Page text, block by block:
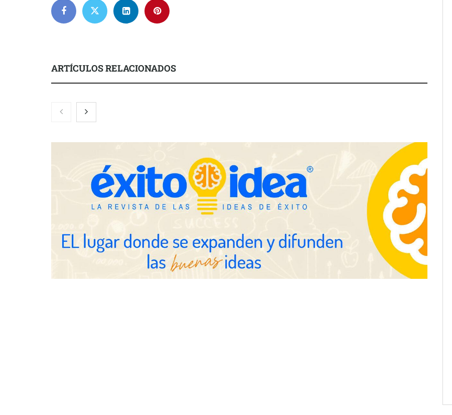
ARTÍCULOS RELACIONADOS
Toro Tapas inaugura su Raw Bar:
una experiencia desde mediodía
hasta el anochecer con cocina
Eulalia Roig lanza ‘The Journal’,
una revista digital mensual de
entrevistas y fotografía editorial
Gestoría Online reduce a unas
horas el alta de autónomo